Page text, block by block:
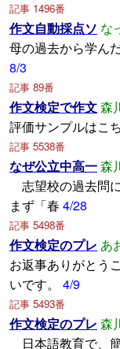
記事 1496番
作文自動採点ソ な
母の過去から
8/3
記事 89番
作文検定で作文森
評価サンプルはこ
記事 5538番
なぜ公立中高一森
志望校の過去問
まず「春 4/28
記事 5498番
作文検定のプレ あ
お返事ありがとう
いです。
4/9
記事 5493番
作文検定のプレ 森
日本語教育で、